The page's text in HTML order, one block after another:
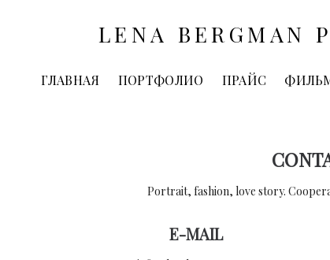
LENA BERGMAN
ГЛАВНАЯ ПОРТФОЛИО ПРАЙС
Portrait, fashion, love story.
E-MAIL